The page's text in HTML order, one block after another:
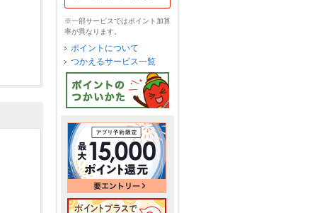
※一部サービスではポイント加算
率が異なります。
ポイントについて
つかえるサービス一覧